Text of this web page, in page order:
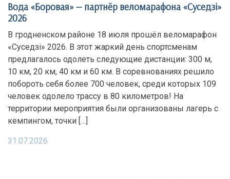
Вода «Боровая» — партнёр веломарафона «Суседзi»
2026
В гродненском районе 18 июля прошёл веломарафон
«Суседзi» 2026. В этот жаркий день спортсменам
предлагалось одолеть следующие дистанции: 300 м,
10 км, 20 км, 40 км и 60 км. В соревнованиях решило
побороть себя более 700 человек, среди которых 109
человек одолело трассу в 80 километров! На
территории мероприятия были организованы лагерь с
кемпингом, точки […]
31.07.2026